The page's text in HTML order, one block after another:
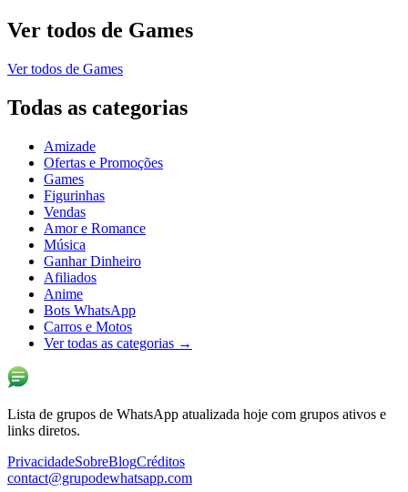
Ver todos de Games
Ver todos de Games
Todas as categorias
Amizade
Ofertas e Promoções
Games
Figurinhas
Vendas
Amor e Romance
Música
Ganhar Dinheiro
Afiliados
Anime
Bots WhatsApp
Carros e Motos
Ver todas as categorias →
Lista de grupos de WhatsApp atualizada hoje com grupos ativos e
links diretos.
PrivacidadeSobreBlogCréditos
contact@grupodewhatsapp.com